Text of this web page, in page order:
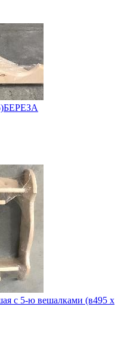
с 5-ю вешалками (в495 х